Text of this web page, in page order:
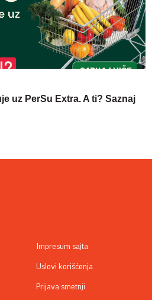
uz PerSu Extra. A ti? Saznaj
Impresum sajta
Uslovi korišćenja
Prijava smetnji